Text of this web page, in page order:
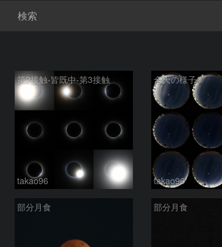
検索
第2接触-皆既中-第3接触
takao96
全天の様子
takao96
部分月食 部分月食